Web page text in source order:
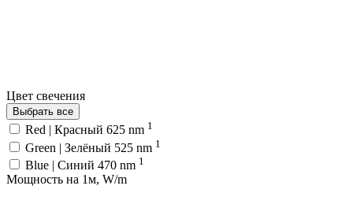
Цвет свечения
Выбрать все
Red | Красный 625 nm 1
Green | Зелёный 525 nm 1
Blue | Синий 470 nm 1
Мощность на 1м, W/m